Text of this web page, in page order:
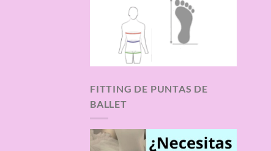
FITTING DE PUNTAS DE
BALLET